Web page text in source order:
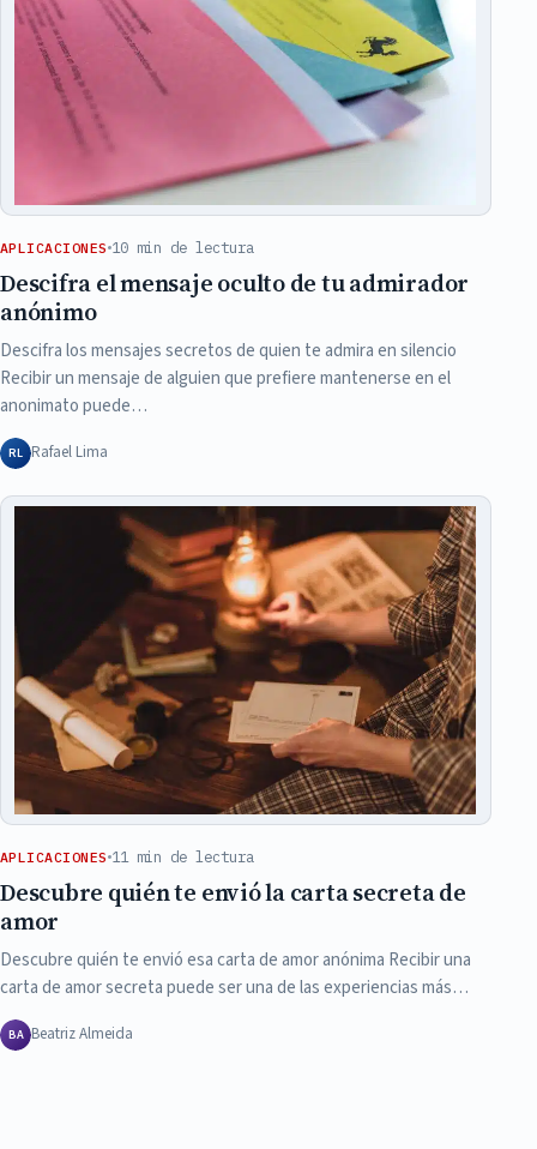
APLICACIONES 10 min de lectura
Descifra el mensaje oculto de tu admirador
anónimo
Descifra los mensajes secretos de quien te admira en silencio
Recibir un mensaje de alguien que prefiere mantenerse en el
anonimato puede…
RL Rafael Lima
APLICACIONES 11 min de lectura
Descubre quién te envió la carta secreta de
amor
Descubre quién te envió esa carta de amor anónima Recibir una
carta de amor secreta puede ser una de las experiencias más…
BA Beatriz Almeida